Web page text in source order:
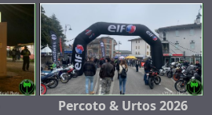
Percoto & Urtos 2026